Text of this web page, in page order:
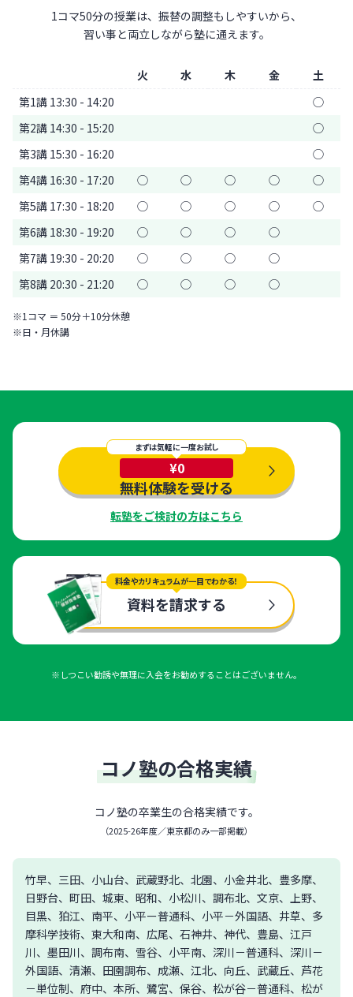
1コマ50分の授業は、振替の調整もしやすいから、
習い事と両立しながら塾に通えます。
火 水 木 金
土
第1講 13:30 - 14:20
◯
第2講 14:30 - 15:20
◯
第3講 15:30 - 16:20
◯
第4講 16:30 - 17:20
◯ ◯ ◯ ◯
◯
第5講 17:30 - 18:20
◯ ◯ ◯ ◯
◯
第6講 18:30 - 19:20
◯ ◯ ◯
◯
第7講 19:30 - 20:20
◯ ◯ ◯
◯
第8講 20:30 - 21:20
◯ ◯ ◯ ◯
※1コマ ＝ 50分＋10分休憩
※日・月休講
まずは気軽に一度お試し
¥0
無料体験を受ける
転塾をご検討の方はこちら
料金やカリキュラムが一目でわかる！
資料を請求する
※しつこい勧誘や無理に入会をお勧めすることはございません。
コノ塾の合格実績
コノ塾の卒業生の合格実績です。
（2025-26年度／東京都のみ一部掲載）
竹早、三田、小山台、武蔵野北、北園、小金井北、豊多摩、
日野台、町田、城東、昭和、小松川、調布北、文京、上野、
目黒、狛江、南平、小平ー普通科、小平－外国語、井草、多
摩科学技術、東大和南、広尾、石神井、神代、豊島、江戸
川、墨田川、調布南、雪谷、小平南、深川－普通科、深川－
外国語、清瀬、田園調布、成瀬、江北、向丘、武蔵丘、芦花
－単位制、府中、本所、鷺宮、保谷、松が谷－普通科、松が